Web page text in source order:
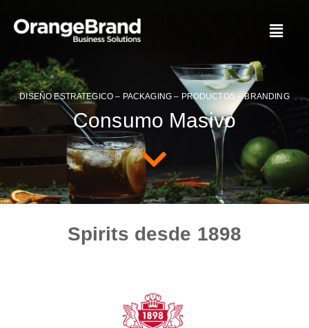
DISEÑO ESTRATEGICO – PACKAGING – PRODUCTOS – BRANDING
Consumo Masivo
Spirits desde 1898